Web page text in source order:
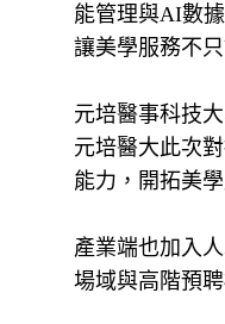
能管理與AI數
讓美學服務不
元培醫事科技
元培醫大此次
能力，開拓美
產業端也加入
場域與高階預